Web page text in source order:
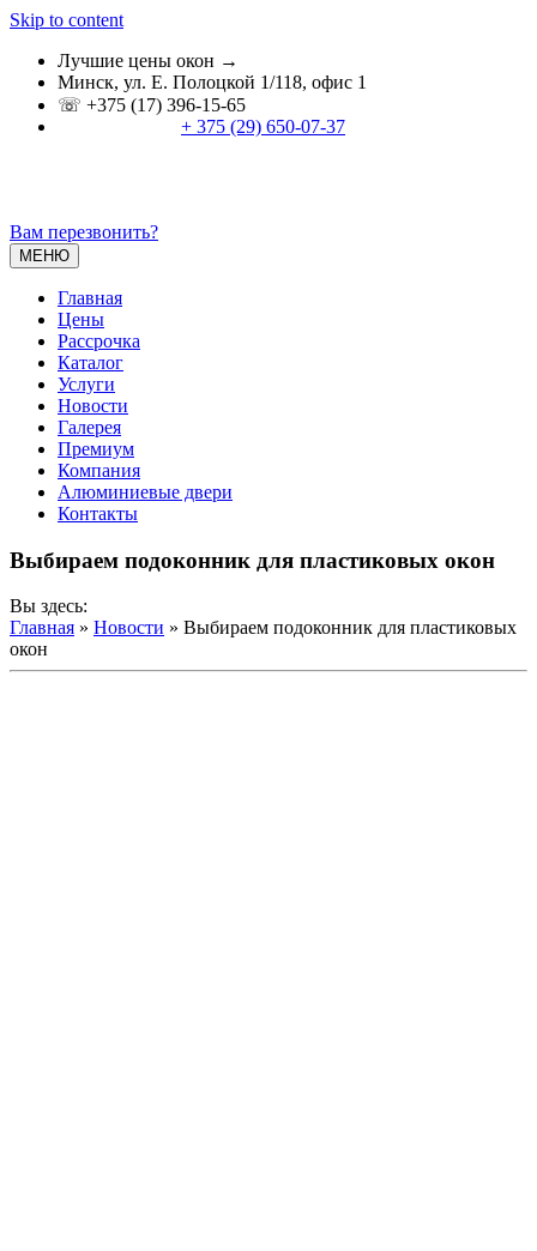
Skip to content
Лучшие цены окон →
Минск, ул. Е. Полоцкой 1/118, офис 1
☏ +375 (17) 396-15-65
+ 375 (29) 650-07-37
Вам перезвонить?
МЕНЮ
Главная
Цены
Расcрочка
Каталог
Услуги
Новости
Галерея
Премиум
Компания
Алюминиевые двери
Контакты
Выбираем подоконник для пластиковых окон
Вы здесь:
Главная » Новости » Выбираем подоконник для пластиковых
окон